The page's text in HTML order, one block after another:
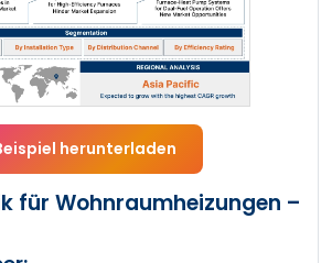
herunterladen
für Wohnraumheizungen –